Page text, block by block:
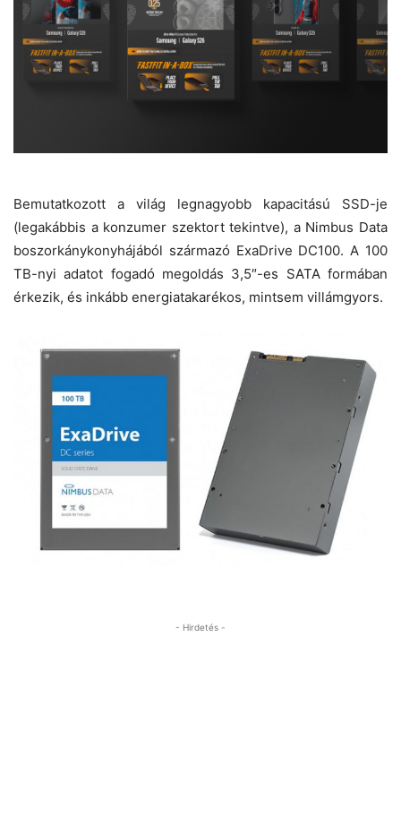
Bemutatkozott a világ legnagyobb kapacitású SSD-je
(legakábbis a konzumer szektort tekintve), a Nimbus Data
boszorkánykonyhájából származó ExaDrive DC100. A 100
TB-nyi adatot fogadó megoldás 3,5″-es SATA formában
érkezik, és inkább energiatakarékos, mintsem villámgyors.
- Hirdetés -